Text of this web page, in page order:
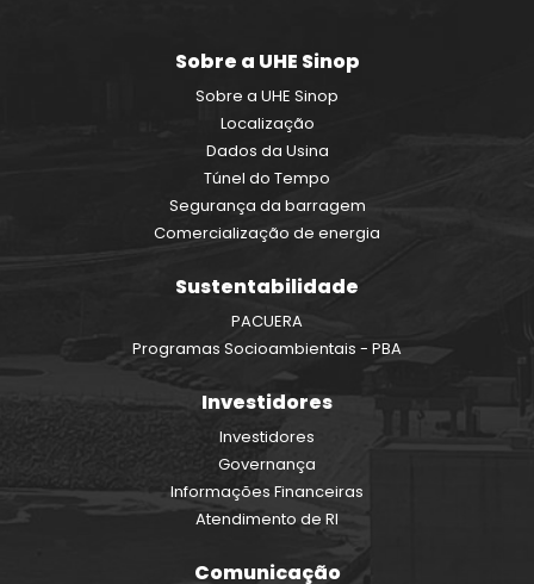
Sobre a UHE Sinop
Sobre a UHE Sinop
Localização
Dados da Usina
Túnel do Tempo
Segurança da barragem
Comercialização de energia
Sustentabilidade
PACUERA
Programas Socioambientais - PBA
Investidores
Investidores
Governança
Informações Financeiras
Atendimento de RI
Comunicação